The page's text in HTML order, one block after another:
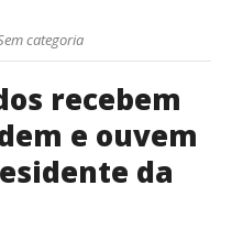
categoria
recebem
e ouvem
da